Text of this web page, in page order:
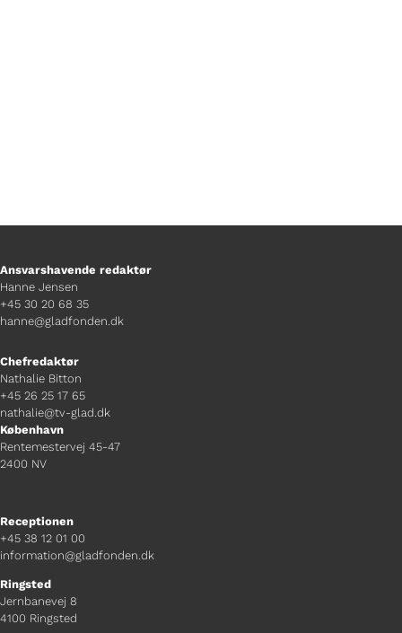
Ansvarshavende redaktør
Hanne Jensen
+45 30 20 68 35
hanne@gladfonden.dk
Chefredaktør
Nathalie Bitton
+45 26 25 17 65
nathalie@tv-glad.dk
København
Rentemestervej 45-47
2400 NV
Receptionen
+45 38 12 01 00
information@gladfonden.dk
Ringsted
Jernbanevej 8
4100 Ringsted